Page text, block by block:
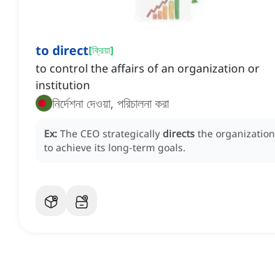
to direct[ক্রিয়া]
to control the affairs of an organization or
institution
নির্দেশনা দেওয়া, পরিচালনা করা
Ex: The CEO strategically directs the organization
to achieve its long-term goals.